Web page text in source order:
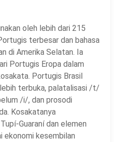
oleh lebih dari 215
terbesar dan bahasa
di Amerika Selatan. Ia
Portugis Eropa dalam
Portugis Brasil
terbuka, palatalisasi /t/
/i/, dan prosodi
Kosakatanya
Guaraní dan elemen
ekonomi kesembilan